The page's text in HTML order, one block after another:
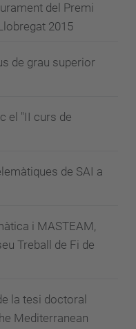
del Premi
2015
de grau superior
el "II curs de
de SAI a
i MASTEAM,
Treball de Fi de
la tesi doctoral
Mediterranean